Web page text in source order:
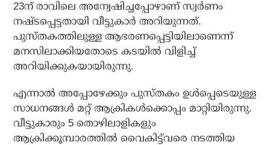
23ന് രാവിലെ അന്വേഷിച്ചപ്പോഴാണ് സ്വര്‍ണം
നഷ്ടപ്പെട്ടതായി വീട്ടുകാര്‍ അറിയുന്നത്.
പുസ്തകത്തിലുള്ള ആഭരണപ്പെട്ടിയിലാണെന്ന്
മനസിലാക്കിയതോടെ കടയില്‍ വിളിച്ച്
അറിയിക്കുകയായിരുന്നു.
എന്നാല്‍ അപ്പോഴേക്കും പുസ്തകം ഉള്‍പ്പെടെയുള്ള
സാധനങ്ങള്‍ മറ്റ് ആക്രികള്‍ക്കൊപ്പം മാറ്റിയിരുന്നു.
വീട്ടുകാരും 5 തൊഴിലാളികളും
ആക്രിക്കൂമ്പാരത്തില്‍ വൈകിട്ട്‌വരെ നടത്തിയ